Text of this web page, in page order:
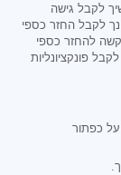
לקבל גישה
לקבל החזר כספי
להחזר כספי
פונקציונליות
על כפתור